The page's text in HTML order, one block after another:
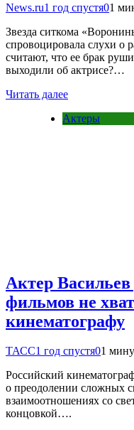
News.ru1 год спустя01
Звезда ситкома
спровоцировала слухи о
считают, что ее брак
выходили об актрисе?…
Читать далее
Актеры
Актер Васильев
фильмов не
кинематографу
ТАСС1 год спустя01
Российский
о преодолении сложных
взаимоотношениях со
концовкой….